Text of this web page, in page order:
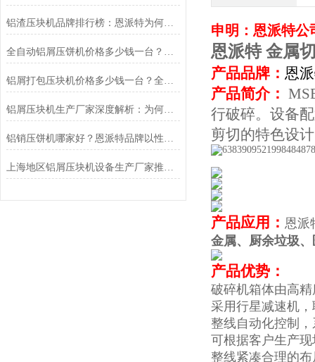
铝渣压块机品牌排行榜：恩派特为何成为行业优选？
全自动铝屑压饼机价格多少钱一台？深度解析成本与价值，为什么推荐恩派特？
铝屑打包压块机价格多少钱一台？全面解析与恩派特品牌推荐
铝屑压块机生产厂家深度解析：为何恩派特成为市场的信赖之选
铝销压饼机哪家好？恩派特品牌以性能标准
上海地区铝屑压块机设备生产厂家推荐：为什么恩派特值得信赖
申明：恩派特公
恩派特 金属
产品品牌： 恩
产品简介：
行破碎。设备
剪切的特色设
产品应用： 恩派
金属、厨余垃圾
产品优势：
破碎机箱体由高
采用行星减速机
整线自动化控制
可根据客户生产
整线紧凑合理的